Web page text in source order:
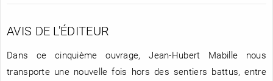
AVIS DE L'ÉDITEUR
Dans ce cinquième ouvrage, Jean-Hubert Mabille nous
transporte une nouvelle fois hors des sentiers battus, entre